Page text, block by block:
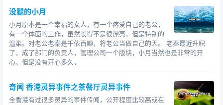
来，望着尸体我脸色大变。
两具尸体的眼睛又睁开了，瞪得老大…
我记得很清楚，将尸体从三道岗抬回来的时候我已经将他
们的眼睛合上了，现在怎么又是睁开的？
死不瞑目，他们是想告诉我什么吗
老人鬼故事恐怖故事
没腿的小月
小月原本是一个幸福的女人，有一个疼爱自己的老公，
有一个体面的工作，虽然长得不是很漂亮，但是特别的
温柔。对老公老秦是千依百顺，将老公当做自己的天。 老秦最近升职
了，成了部门的负责人，管理公司一个版块，小月当然也是非常的开
心。但是没有开心多久，
奇闻 香港灵异事件之茶餐厅灵异事件
全香港有过很多灵异的事件传闻，公开程度比较高或在